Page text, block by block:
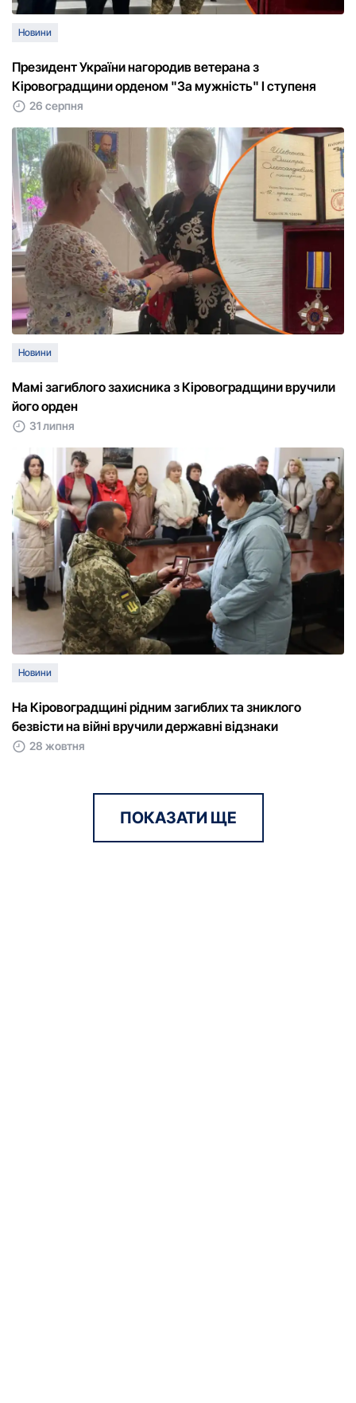
Новини
Президент України нагородив ветерана з
Кіровоградщини орденом "За мужність" І ступеня
26 серпня
Новини
Мамі загиблого захисника з Кіровоградщини вручили
його орден
31 липня
Новини
На Кіровоградщині рідним загиблих та зниклого
безвісти на війні вручили державні відзнаки
28 жовтня
ПОКАЗАТИ ЩЕ